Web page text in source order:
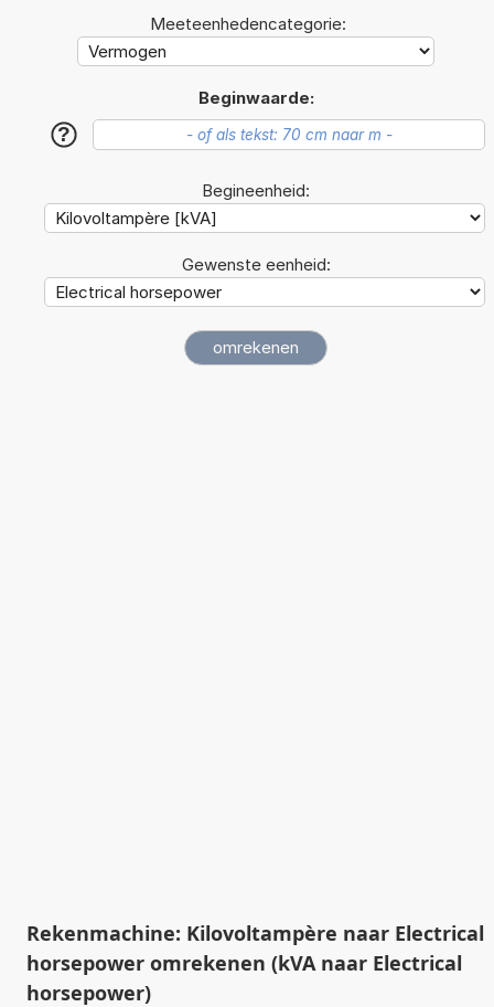
Meeteenhedencategorie:
Beginwaarde:
?
Begineenheid:
Gewenste eenheid:
Rekenmachine: Kilovoltampère naar Electrical
horsepower omrekenen (kVA naar Electrical
horsepower)